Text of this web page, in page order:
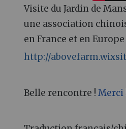
Visite du Jardin de
une association
en France et en
http://
Belle rencontre ! Merci